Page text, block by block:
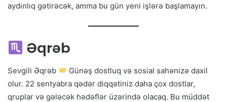
aydınlıq gətirəcək, amma bu gün yeni işlərə başlamayın.
Əqrəb
Sevgili Əqrəb
Günəş dostluq və sosial sahənizə daxil
olur. 22 sentyabra qədər diqqətiniz daha çox dostlar,
qruplar və gələcək hədəflər üzərində olacaq. Bu müddət